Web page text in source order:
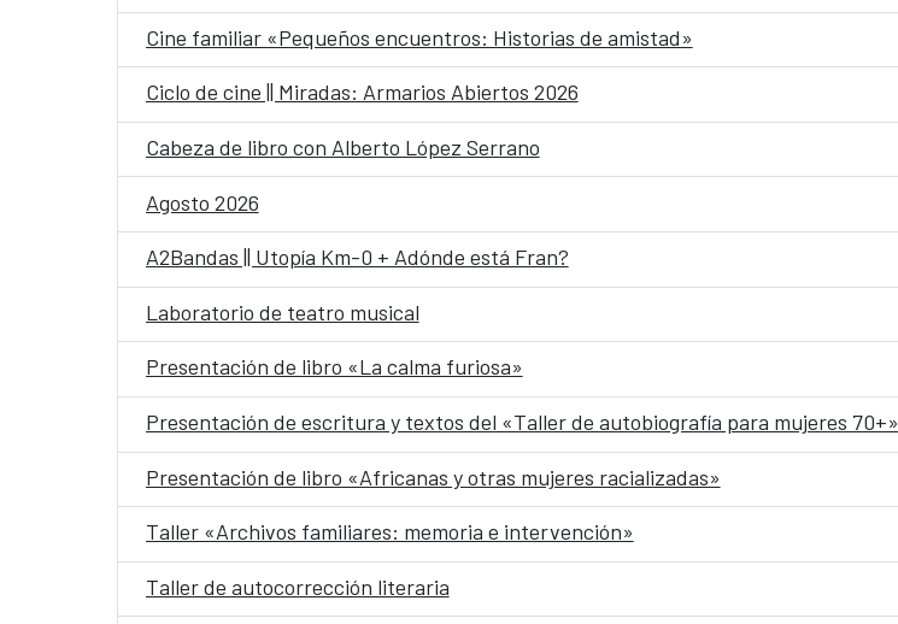
Cine familiar «Pequeños encuentros: Historias de amistad»
Ciclo de cine || Miradas: Armarios Abiertos 2026
Cabeza de libro con Alberto López Serrano
Agosto 2026
A2Bandas || Utopía Km-0 + Adónde está Fran?
Laboratorio de teatro musical
Presentación de libro «La calma furiosa»
Presentación de escritura y textos del «Taller de autobiografía para mujeres 70+»
Presentación de libro «Africanas y otras mujeres racializadas»
Taller «Archivos familiares: memoria e intervención»
Taller de autocorrección literaria